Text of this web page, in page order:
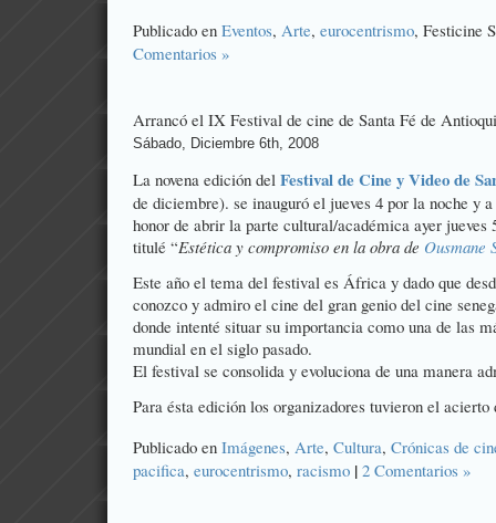
Publicado en Eventos, Arte, eurocentrismo, Festicine
Comentarios »
Arrancó el IX Festival de cine de Santa Fé de
Sábado, Diciembre 6th, 2008
La novena edición del Festival de Cine y Video de
de diciembre). se inauguró el jueves 4 por la noche y
honor de abrir la parte cultural/académica ayer jueves
titulé “Estética y compromiso en la obra de Ousmane
Este año el tema del festival es África y dado que
conozco y admiro el cine del gran genio del cine
donde intenté situar su importancia como una de las
mundial en el siglo pasado.
El festival se consolida y evoluciona de una manera
Para ésta edición los organizadores tuvieron el
Publicado en Imágenes, Arte, Cultura, Crónicas de
pacifica, eurocentrismo, racismo | 2 Comentarios »